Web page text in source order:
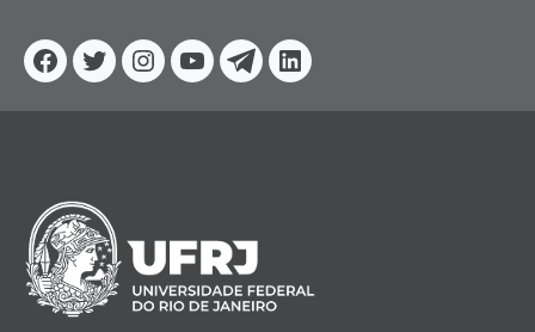
Facebook
TwitterInstagram
YouTube
TelegramLinkedin